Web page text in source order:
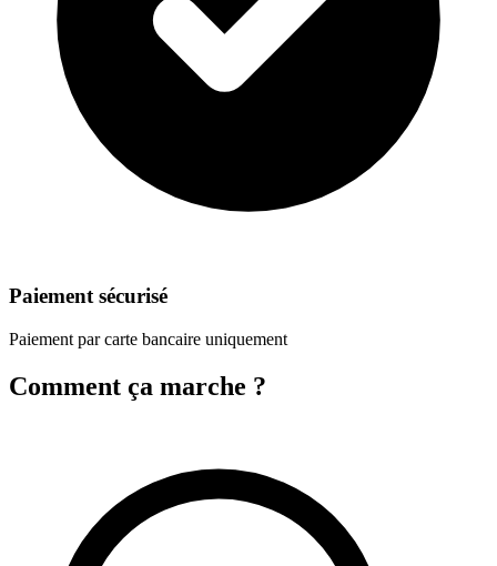
Paiement sécurisé
Paiement par carte bancaire uniquement
Comment ça marche ?